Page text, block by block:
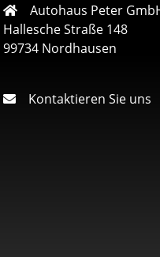
Autohaus Peter
Hallesche Straße 148
99734 Nordhausen
Kontaktieren Sie uns